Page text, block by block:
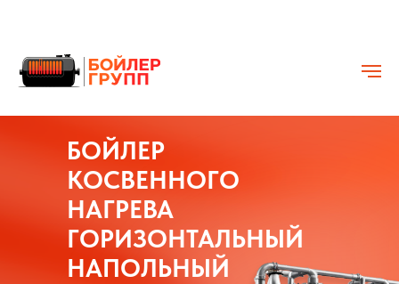
БОЙЛЕР
КОСВЕННОГО
НАГРЕВА
ГОРИЗОНТАЛЬНЫЙ
НАПОЛЬНЫЙ